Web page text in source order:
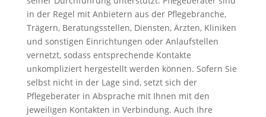
in der Regel mit Anbietern aus der Pflegebranche,
Trägern, Beratungsstellen, Diensten, Ärzten, Kliniken
und sonstigen Einrichtungen oder Anlaufstellen
vernetzt, sodass entsprechende Kontakte
unkompliziert hergestellt werden können. Sofern Sie
selbst nicht in der Lage sind, setzt sich der
Pflegeberater in Absprache mit Ihnen mit den
jeweiligen Kontakten in Verbindung. Auch Ihre